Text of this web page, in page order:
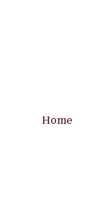
Home